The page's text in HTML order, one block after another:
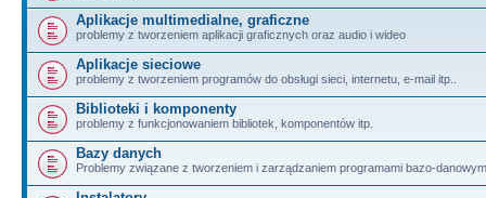
Aplikacje multimedialne, graficzne
problemy z tworzeniem aplikacji graficznych oraz audio i wideo
Aplikacje sieciowe
problemy z tworzeniem programów do obsługi sieci, internetu, e-mail itp..
Biblioteki i komponenty
problemy z funkcjonowaniem bibliotek, komponentów itp.
Bazy danych
Problemy związane z tworzeniem i zarządzaniem programami bazo-